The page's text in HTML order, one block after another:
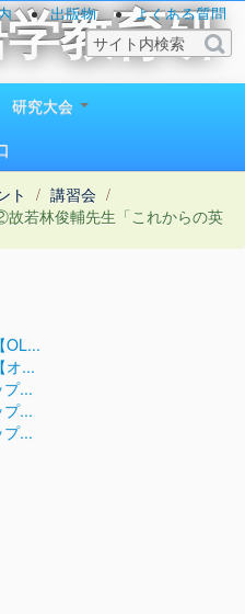
教育研
立
出版物
よくある質問
研究大会
ト / 講習会 /
若林俊輔先生「これからの英
OL...
オ...
...
...
...